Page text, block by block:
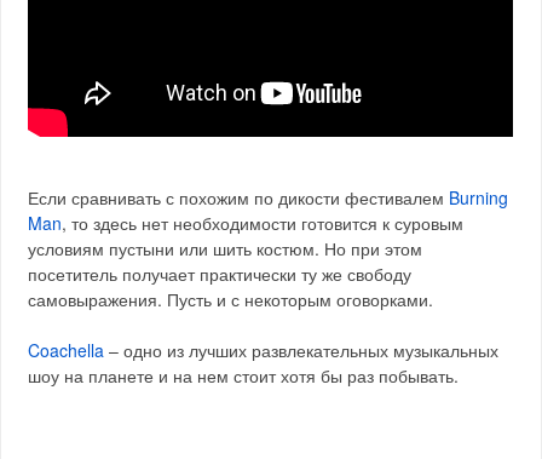
Если сравнивать с похожим по дикости фестивалем Burning
Man, то здесь нет необходимости готовится к суровым
условиям пустыни или шить костюм. Но при этом
посетитель получает практически ту же свободу
самовыражения. Пусть и с некоторым оговорками.
Coachella – одно из лучших развлекательных музыкальных
шоу на планете и на нем стоит хотя бы раз побывать.